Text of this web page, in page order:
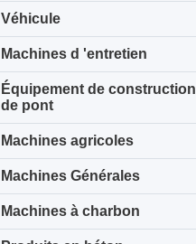
Véhicule
Machines d 'entretien
Équipement de construction
de pont
Machines agricoles
Machines Générales
Machines à charbon